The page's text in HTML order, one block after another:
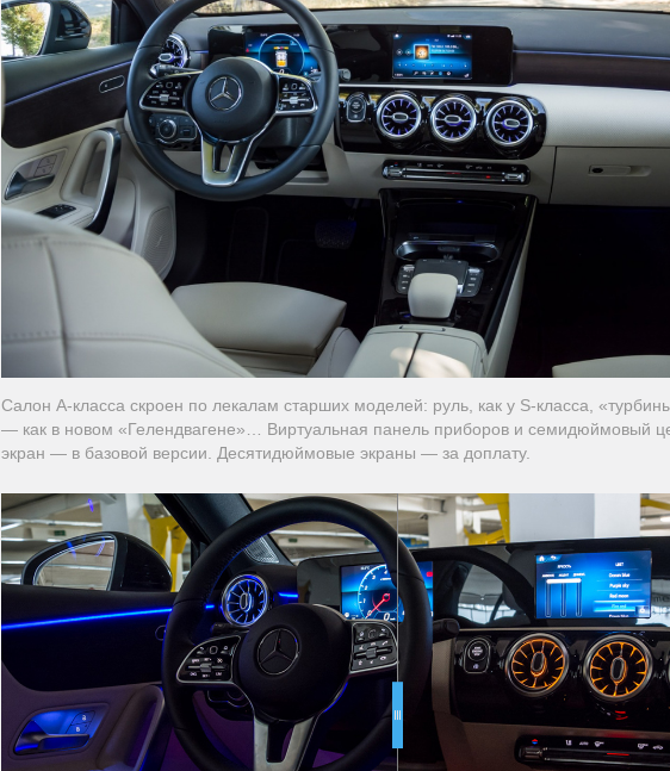
Салон А-класса скроен по лекалам старших моделей: руль, как у S-класса,
— как в новом «Гелендвагене»… Виртуальная панель приборов и семидюймовый
экран — в базовой версии. Десятидюймовые экраны — за доплату.